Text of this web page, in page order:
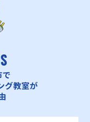
で
グ教室が